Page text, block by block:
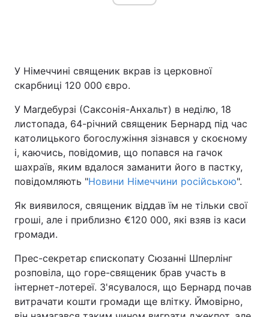
У Німеччині священик вкрав із церковної
скарбниці 120 000 євро.
У Магдебурзі (Саксонія-Анхальт) в неділю, 18
листопада, 64-річний священик Бернард під час
католицького богослужіння зізнався у скоєному
і, каючись, повідомив, що попався на гачок
шахраїв, яким вдалося заманити його в пастку,
повідомляють "Новини Німеччини російською".
Як виявилося, священик віддав їм не тільки свої
гроші, але і приблизно €120 000, які взяв із каси
громади.
Прес-секретар єпископату Сюзанні Шперлінг
розповіла, що горе-священик брав участь в
інтернет-лотереї. З'ясувалося, що Бернард почав
витрачати кошти громади ще влітку. Ймовірно,